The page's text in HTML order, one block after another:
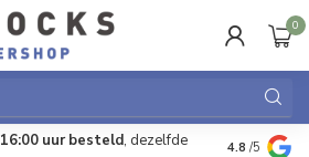
0
uur besteld, dezelfde Gratis
4.8 /5